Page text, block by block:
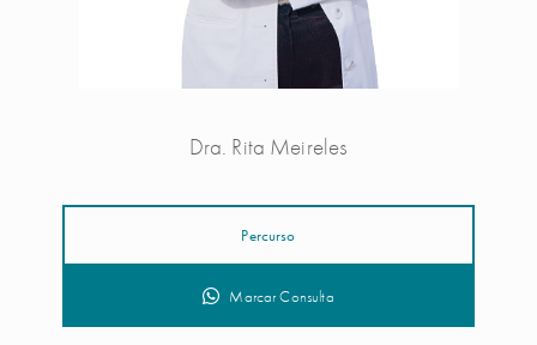
Dra. Rita Meireles
Percurso
Marcar Consulta